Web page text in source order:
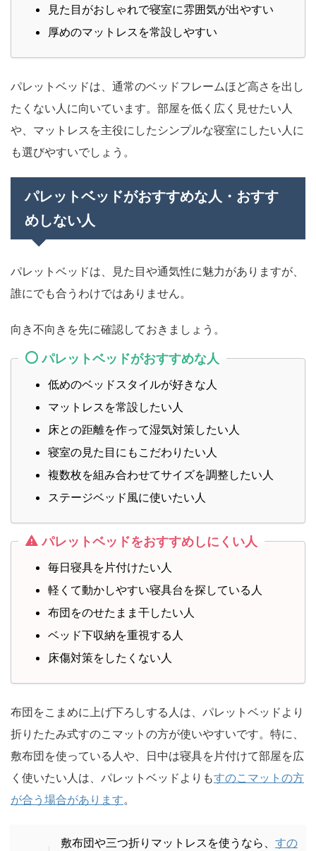
見た目がおしゃれで寝室に雰囲気が出やすい
厚めのマットレスを常設しやすい
パレットベッドは、通常のベッドフレームほど高さを出し
たくない人に向いています。部屋を低く広く見せたい人
や、マットレスを主役にしたシンプルな寝室にしたい人に
も選びやすいでしょう。
パレットベッドがおすすめな人・おすす
めしない人
パレットベッドは、見た目や通気性に魅力がありますが、
誰にでも合うわけではありません。
向き不向きを先に確認しておきましょう。
パレットベッドがおすすめな人
低めのベッドスタイルが好きな人
マットレスを常設したい人
床との距離を作って湿気対策したい人
寝室の見た目にもこだわりたい人
複数枚を組み合わせてサイズを調整したい人
ステージベッド風に使いたい人
パレットベッドをおすすめしにくい人
毎日寝具を片付けたい人
軽くて動かしやすい寝具台を探している人
布団をのせたまま干したい人
ベッド下収納を重視する人
床傷対策をしたくない人
布団をこまめに上げ下ろしする人は、パレットベッドより
折りたたみ式すのこマットの方が使いやすいです。特に、
敷布団を使っている人や、日中は寝具を片付けて部屋を広
く使いたい人は、パレットベッドよりもすのこマットの方
が合う場合があります。
敷布団や三つ折りマットレスを使うなら、 すの